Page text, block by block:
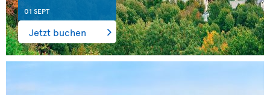
01 SEPT
Jetzt buchen